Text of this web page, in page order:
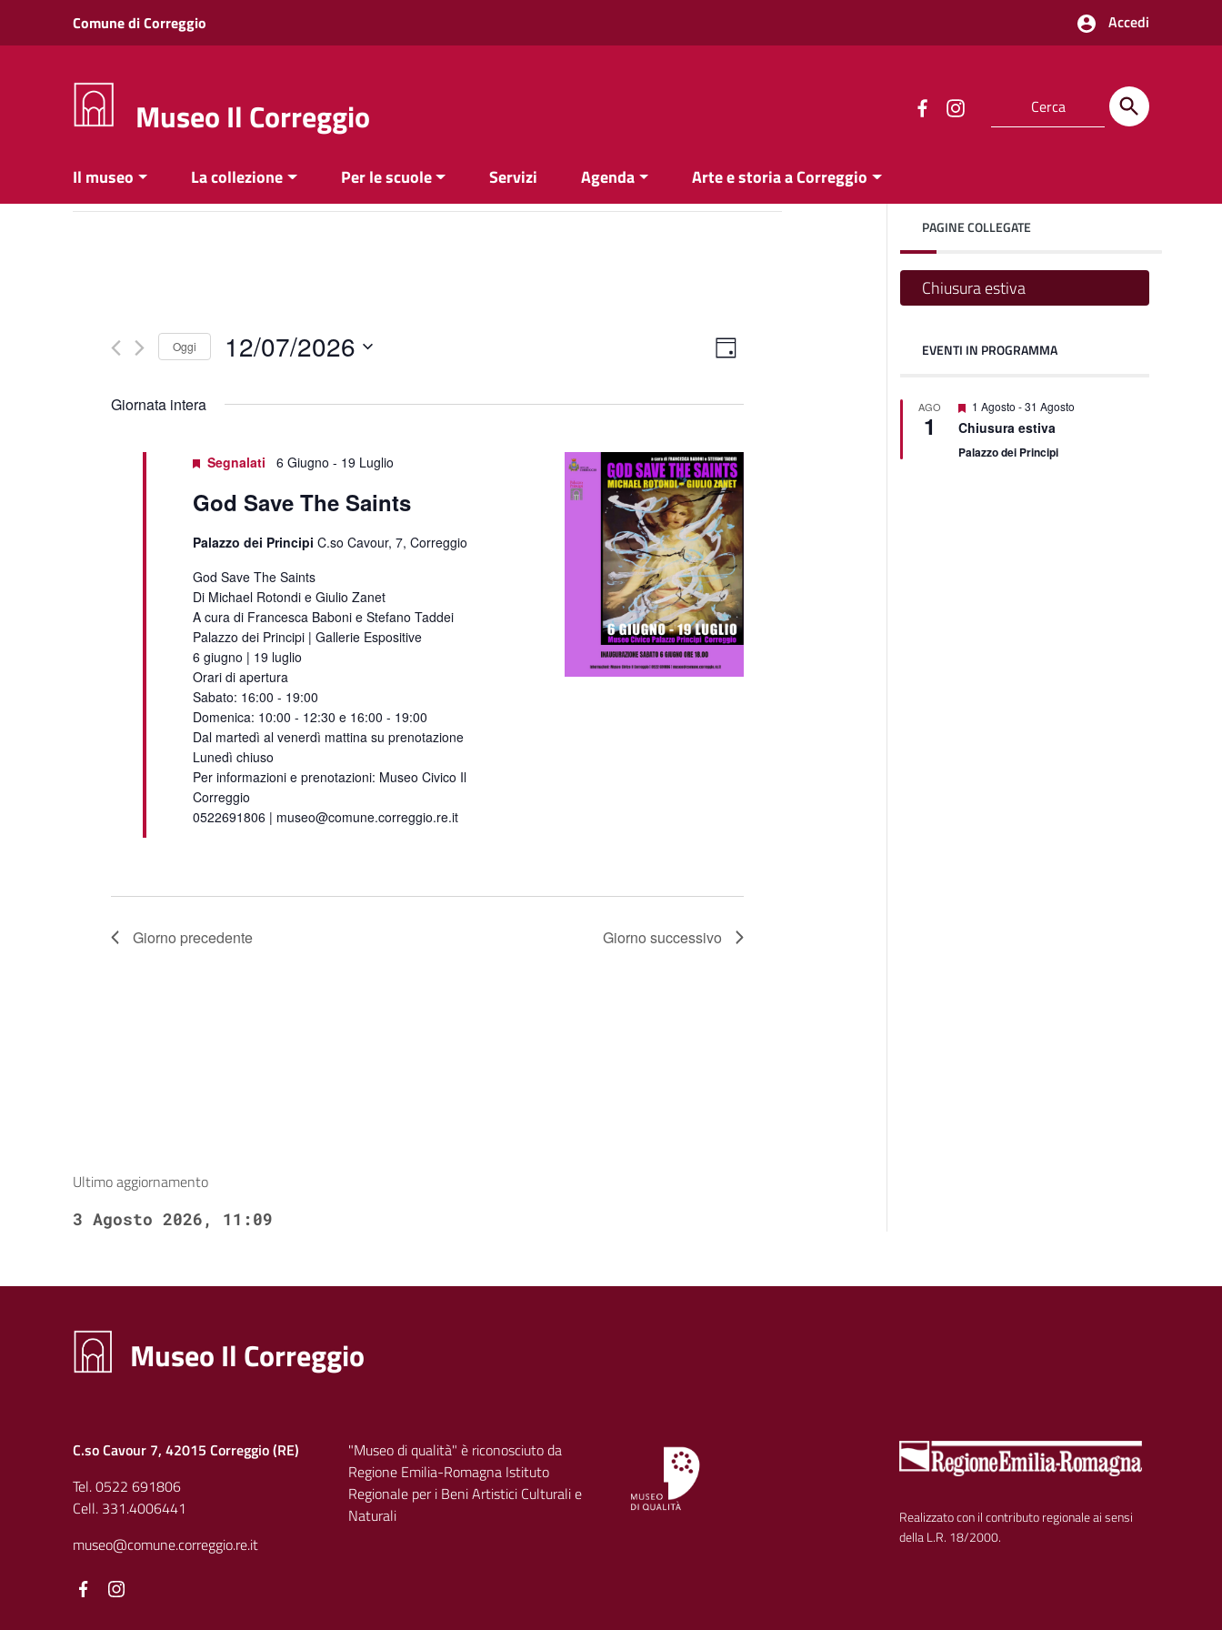
Vai ai contenuti
Vai al menu di navigazione
Comune di Correggio Accedi
Museo Il Correggio
Il museo La collezione Per le scuole Servizi Agenda Arte e storia a Correggio
Viste
Evento
Viste
Giorno
Oggi 12/07/2026
la
Giornata intera
Segnalati 6 Giugno - 19 Luglio
God Save The Saints
Palazzo dei Principi C.so Cavour, 7, Correggio
God Save The Saints
Di Michael Rotondi e Giulio Zanet
A cura di Francesca Baboni e Stefano Taddei
Palazzo dei Principi | Gallerie Espositive
6 giugno | 19 luglio
Orari di apertura
Sabato: 16:00 - 19:00
Domenica: 10:00 - 12:30 e 16:00 - 19:00
Dal martedì al venerdì mattina su prenotazione
Lunedì chiuso
Per informazioni e prenotazioni: Museo Civico Il
Correggio
0522691806 | museo@comune.correggio.re.it
Giorno precedente Giorno successivo
Ultimo aggiornamento
3 Agosto 2026, 11:09
PAGINE COLLEGATE
Chiusura estiva
EVENTI IN PROGRAMMA
AGO
1
Segnalati
1 Agosto -31 Agosto
Chiusura estiva
Palazzo dei Principi
Museo Il Correggio
C.so Cavour 7, 42015 Correggio (RE)
Tel. 0522 691806
Cell. 331.4006441
museo@comune.correggio.re.it
Facebook
"Museo di qualità" è riconosciuto da
Regione Emilia-Romagna Istituto
Regionale per i Beni Artistici Culturali e
Naturali
Realizzato con il contributo regionale ai sensi
della L.R. 18/2000.